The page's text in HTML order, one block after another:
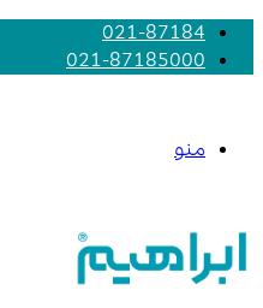
021-87184
021-87185000
منو